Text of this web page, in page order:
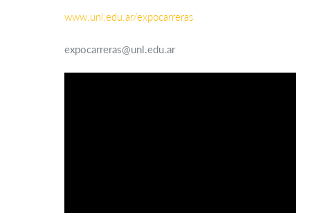
www.unl.edu.ar/expocarreras
expocarreras@unl.edu.ar